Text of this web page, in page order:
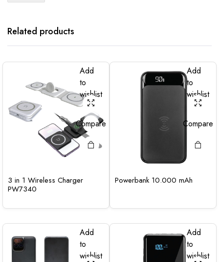
Related products
Add
to
wishlist
Compare
3 in 1 Wireless Charger
PW7340
Add
to
wishlist
Compare
Powerbank 10.000 mAh
Add
to
wishlist
Add
to
wishlist